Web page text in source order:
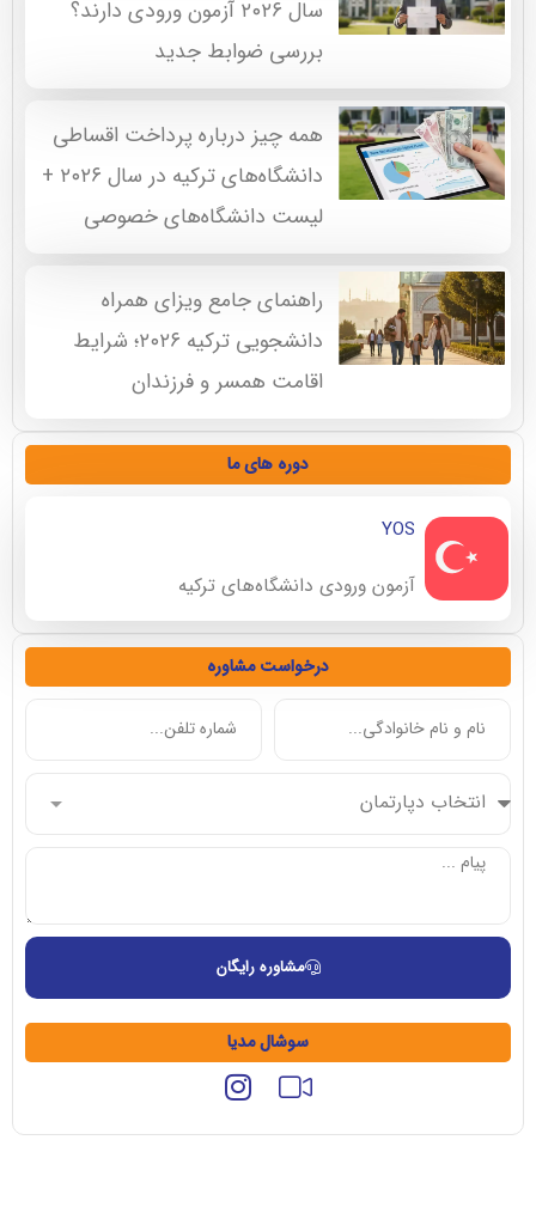
سال ۲۰۲۶ آزمون ورودی دارند؟
بررسی ضوابط جدید
همه چیز درباره پرداخت اقساطی
دانشگاه‌های ترکیه در سال ۲۰۲۶ +
لیست دانشگاه‌های خصوصی
راهنمای جامع ویزای همراه
دانشجویی ترکیه ۲۰۲۶؛ شرایط
اقامت همسر و فرزندان
دوره های ما
YOS
آزمون ورودی دانشگاه‌های ترکیه
درخواست مشاوره
مشاوره رایگان
سوشال مدیا